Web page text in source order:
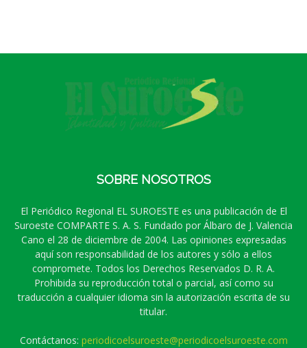
SOBRE NOSOTROS
El Periódico Regional EL SUROESTE es una publicación de El
Suroeste COMPARTE S. A. S. Fundado por Álbaro de J. Valencia
Cano el 28 de diciembre de 2004. Las opiniones expresadas
aquí son responsabilidad de los autores y sólo a ellos
compromete. Todos los Derechos Reservados D. R. A.
Prohibida su reproducción total o parcial, así como su
traducción a cualquier idioma sin la autorización escrita de su
titular.
Contáctanos: periodicoelsuroeste@periodicoelsuroeste.com